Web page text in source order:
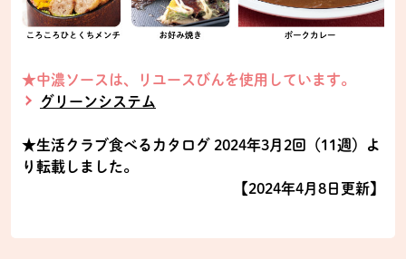
★中濃ソースは、リユースびんを使用しています。
グリーンシステム
★生活クラブ食べるカタログ 2024年3月2回（11週）よ
り転載しました。
【2024年4月8日更新】